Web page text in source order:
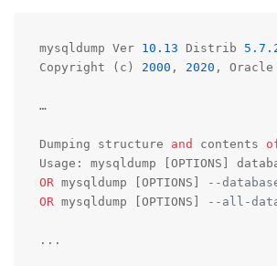
mysqldump Ver 10.13 Distrib 5.7
Copyright (c) 2000 , 2020 , Oracle
…
Dumping structure and contents
OR mysqldump [OPTIONS]
--
OR mysqldump [OPTIONS] --all-
...